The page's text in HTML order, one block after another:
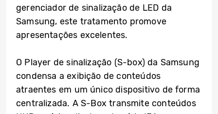
gerenciador de sinalização de LED da
Samsung, este tratamento promove
apresentações excelentes.
O Player de sinalização (S-box) da Samsung
condensa a exibição de conteúdos
atraentes em um único dispositivo de forma
centralizada. A S-Box transmite conteúdos